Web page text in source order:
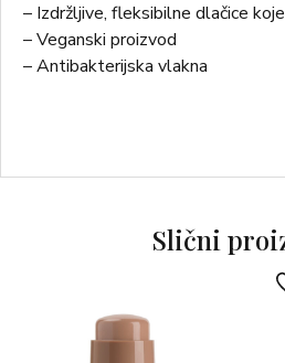
– Izdržljive, fleksibilne dlačice
– Veganski proizvod
– Antibakterijska vlakna
Slični